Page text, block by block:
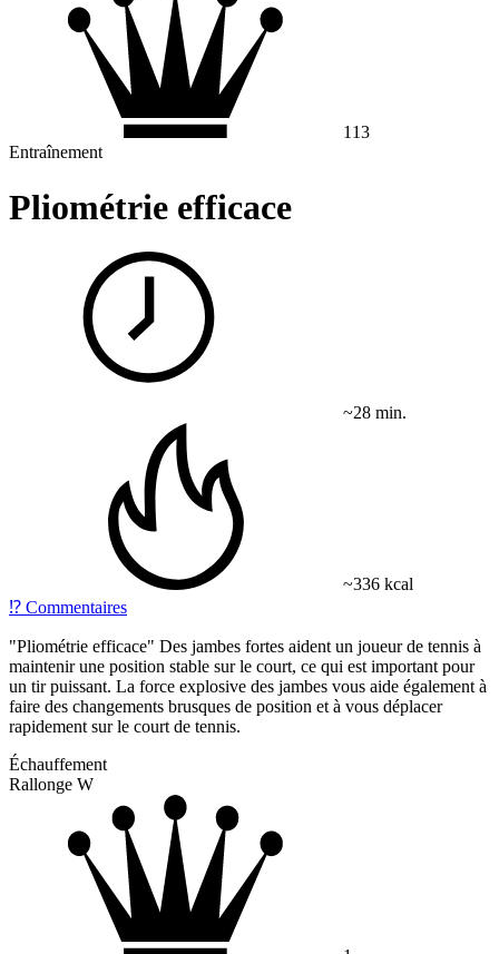
113
Entraînement
Pliométrie efficace
~28 min.
~336 kcal
⁉️ Commentaires
"Pliométrie efficace" Des jambes fortes aident un joueur de tennis à
maintenir une position stable sur le court, ce qui est important pour
un tir puissant. La force explosive des jambes vous aide également à
faire des changements brusques de position et à vous déplacer
rapidement sur le court de tennis.
Échauffement
Rallonge W